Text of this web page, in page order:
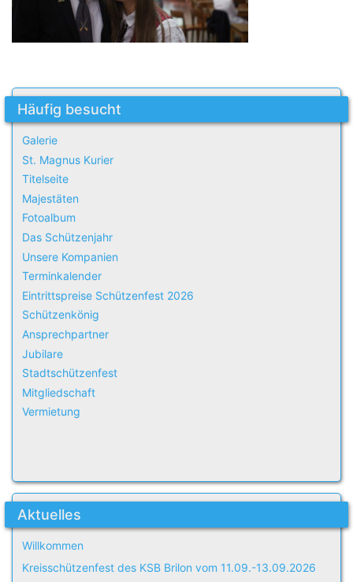
Häufig besucht
Galerie
St. Magnus Kurier
Titelseite
Majestäten
Fotoalbum
Das Schützenjahr
Unsere Kompanien
Terminkalender
Eintrittspreise Schützenfest 2026
Schützenkönig
Ansprechpartner
Jubilare
Stadtschützenfest
Mitgliedschaft
Vermietung
Aktuelles
Willkommen
Kreisschützenfest des KSB Brilon vom 11.09.-13.09.2026